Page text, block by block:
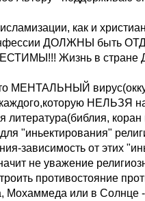
как и
ДОЛЖНЫ быть
Жизнь в
МЕНТАЛЬНЫЙ
НЕЛЬЗЯ
"иньектирования"
зависимость от этих
не уважение
противостояние
Мохаммеда или в